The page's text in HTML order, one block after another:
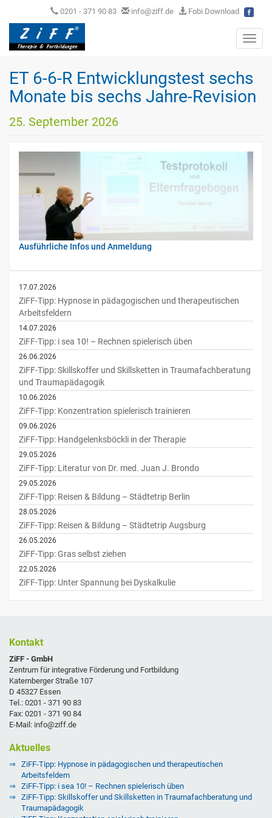
0201 - 371 90 83 info@ziff.de Fobi Download
ET 6-6-R Entwicklungstest sechs
Monate bis sechs Jahre-Revision
25. September 2026
Ausführliche Infos und Anmeldung
17.07.2026
ZiFF-Tipp: Hypnose in pädagogischen und therapeutischen
Arbeitsfeldern
14.07.2026
ZiFF-Tipp: i sea 10! – Rechnen spielerisch üben
26.06.2026
ZiFF-Tipp: Skillskoffer und Skillsketten in Traumafachberatung
und Traumapädagogik
10.06.2026
ZiFF-Tipp: Konzentration spielerisch trainieren
09.06.2026
ZiFF-Tipp: Handgelenksböckli in der Therapie
29.05.2026
ZiFF-Tipp: Literatur von Dr. med. Juan J. Brondo
29.05.2026
ZiFF-Tipp: Reisen & Bildung – Städtetrip Berlin
28.05.2026
ZiFF-Tipp: Reisen & Bildung – Städtetrip Augsburg
26.05.2026
ZiFF-Tipp: Gras selbst ziehen
22.05.2026
ZiFF-Tipp: Unter Spannung bei Dyskalkulie
Kontakt
ZiFF - GmbH
Zentrum für integrative Förderung und Fortbildung
Katernberger Straße 107
D 45327 Essen
Tel.: 0201 - 371 90 83
Fax: 0201 - 371 90 84
E-Mail: info@ziff.de
Aktuelles
ZiFF-Tipp: Hypnose in pädagogischen und therapeutischen
Arbeitsfeldern
ZiFF-Tipp: i sea 10! – Rechnen spielerisch üben
ZiFF-Tipp: Skillskoffer und Skillsketten in Traumafachberatung und
Traumapädagogik